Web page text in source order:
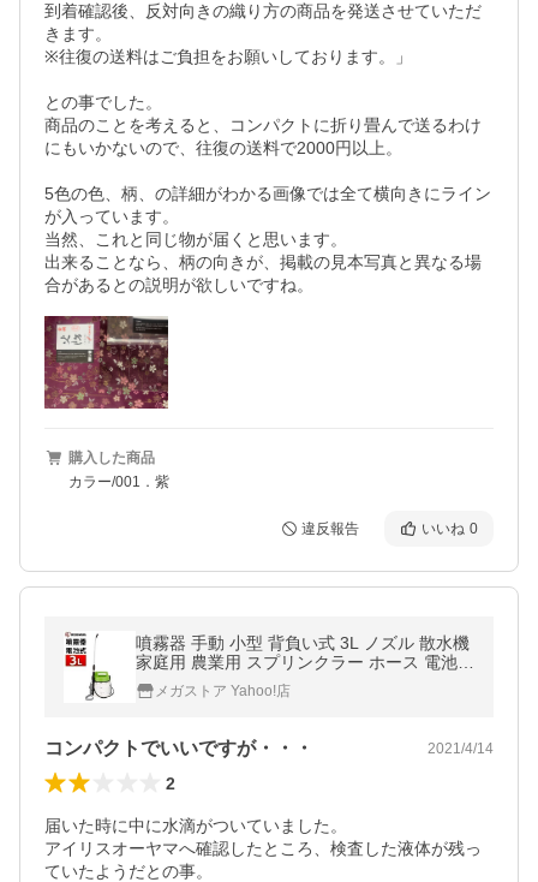
到着確認後、反対向きの織り方の商品を発送させていただ
きます。
※往復の送料はご負担をお願いしております。」
との事でした。
商品のことを考えると、コンパクトに折り畳んで送るわけ
にもいかないので、往復の送料で2000円以上。
5色の色、柄、の詳細がわかる画像では全て横向きにライン
が入っています。
当然、これと同じ物が届くと思います。
出来ることなら、柄の向きが、掲載の見本写真と異なる場
合があるとの説明が欲しいですね。
購入した商品
カラー/001．紫
違反報告 いいね 0
噴霧器 手動 小型 背負い式 3L ノズル 散水機
家庭用 農業用 スプリンクラー ホース 電池式
庭 園芸 ガーデニング 散水ホース アイリスオ
ーヤマ IR-N3000 新生活
メガストア Yahoo!店
コンパクトでいいですが・・・ 2021/4/14
2
届いた時に中に水滴がついていました。
アイリスオーヤマへ確認したところ、検査した液体が残っ
ていたようだとの事。